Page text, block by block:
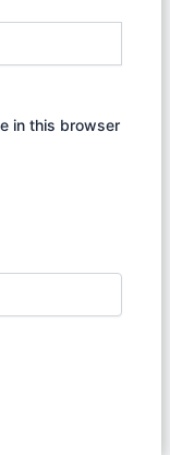
in this browser